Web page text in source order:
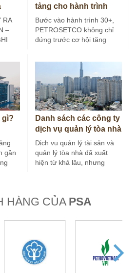
RA
–
tảng cho hành trình
30+
Bước vào hành trình 30+,
PETROSETCO không chỉ
đứng trước cơ hội tăng
gì?
gần
Danh sách các công ty
dịch vụ quản lý tòa nhà
tại Hà Nội
Dịch vụ quản lý tài sản và
quản lý tòa nhà đã xuất
hiện từ khá lâu, nhưng
HÀNG CỦA PSA